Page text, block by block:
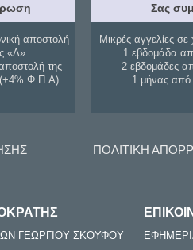
αποστολή
«Δ»
της
(+4% Φ.Π.Α)
Σας
Μικρές αγγελίες σε
1 εβδομάδα
2 εβδομάδες
1 μήνας
ΠΟΛΙΤΙΚΗ
ΓΕΩΡΓΙΟΥ ΣΚΟΥΦΟΥ